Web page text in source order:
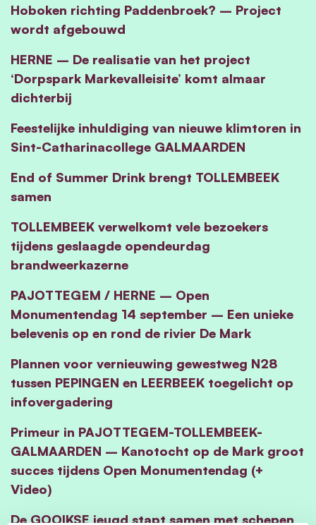
Hoboken richting Paddenbroek? – Project
wordt afgebouwd
HERNE – De realisatie van het project
‘Dorpspark Markevalleisite’ komt almaar
dichterbij
Feestelijke inhuldiging van nieuwe klimtoren in
Sint-Catharinacollege GALMAARDEN
End of Summer Drink brengt TOLLEMBEEK
samen
TOLLEMBEEK verwelkomt vele bezoekers
tijdens geslaagde opendeurdag
brandweerkazerne
PAJOTTEGEM / HERNE – Open
Monumentendag 14 september – Een unieke
belevenis op en rond de rivier De Mark
Plannen voor vernieuwing gewestweg N28
tussen PEPINGEN en LEERBEEK toegelicht op
infovergadering
Primeur in PAJOTTEGEM-TOLLEMBEEK-
GALMAARDEN – Kanotocht op de Mark groot
succes tijdens Open Monumentendag (+
Video)
De GOOIKSE jeugd stapt samen met schepen